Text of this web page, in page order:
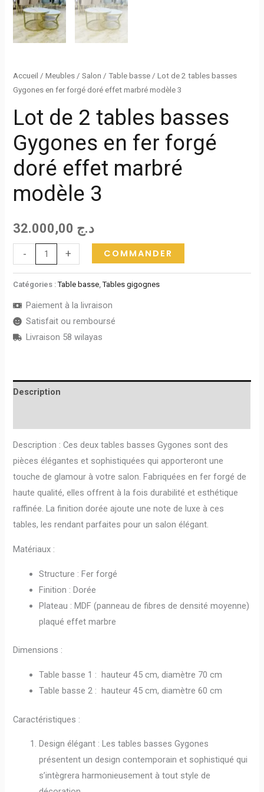
Accueil /Meubles /Salon /Table basse / Lot de 2 tables basses
Gygones en fer forgé doré effet marbré modèle 3
Lot de 2 tables basses
Gygones en fer forgé
doré effet marbré
modèle 3
د.ج
-
marbré
modèle
+ COMMANDER
Catégories :Table basse ,Tables gigognes
Paiement à la livraison
Satisfait ou remboursé
Livraison 58 wilayas
Description
Description : Ces deux tables basses Gygones sont des
pièces élégantes et sophistiquées qui apporteront une
touche de glamour à votre salon. Fabriquées en fer forgé de
haute qualité, elles offrent à la fois durabilité et esthétique
raffinée. La finition dorée ajoute une note de luxe à ces
tables, les rendant parfaites pour un salon élégant.
Matériaux :
Structure : Fer forgé
Finition : Dorée
Plateau : MDF (panneau de fibres de densité moyenne)
plaqué effet marbre
Dimensions :
Table basse 1 : hauteur 45 cm, diamètre 70 cm
Table basse 2 : hauteur 45 cm, diamètre 60 cm
Caractéristiques :
Design élégant : Les tables basses Gygones
présentent un design contemporain et sophistiqué qui
s’intègrera harmonieusement à tout style de